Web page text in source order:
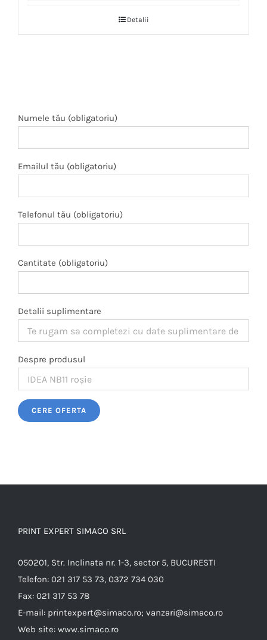
Detalii
Numele tău (obligatoriu)
Emailul tău (obligatoriu)
Telefonul tău (obligatoriu)
Cantitate (obligatoriu)
Detalii suplimentare
Despre produsul
Please leave this field empty.
PRINT EXPERT SIMACO SRL
050201, Str. Inclinata nr. 1-3, sector 5, BUCURESTI
Telefon: 021 317 53 73, 0372 734 030
Fax: 021 317 53 78
E-mail: printexpert@simaco.ro; vanzari@simaco.ro
Web site: www.simaco.ro